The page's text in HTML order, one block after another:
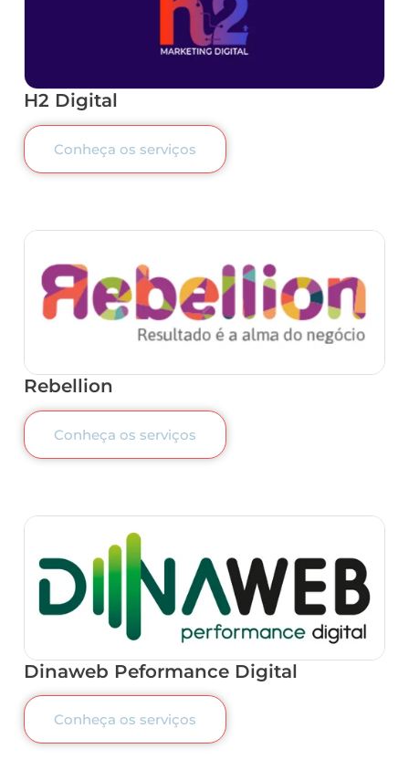
H2 Digital
Conheça os serviços
Rebellion
Conheça os serviços
Dinaweb Peformance Digital
Conheça os serviços